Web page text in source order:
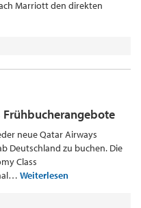
Marriott den direkten
Frühbucherangebote
neue Qatar Airways
Deutschland zu buchen. Die
Class
Weiterlesen